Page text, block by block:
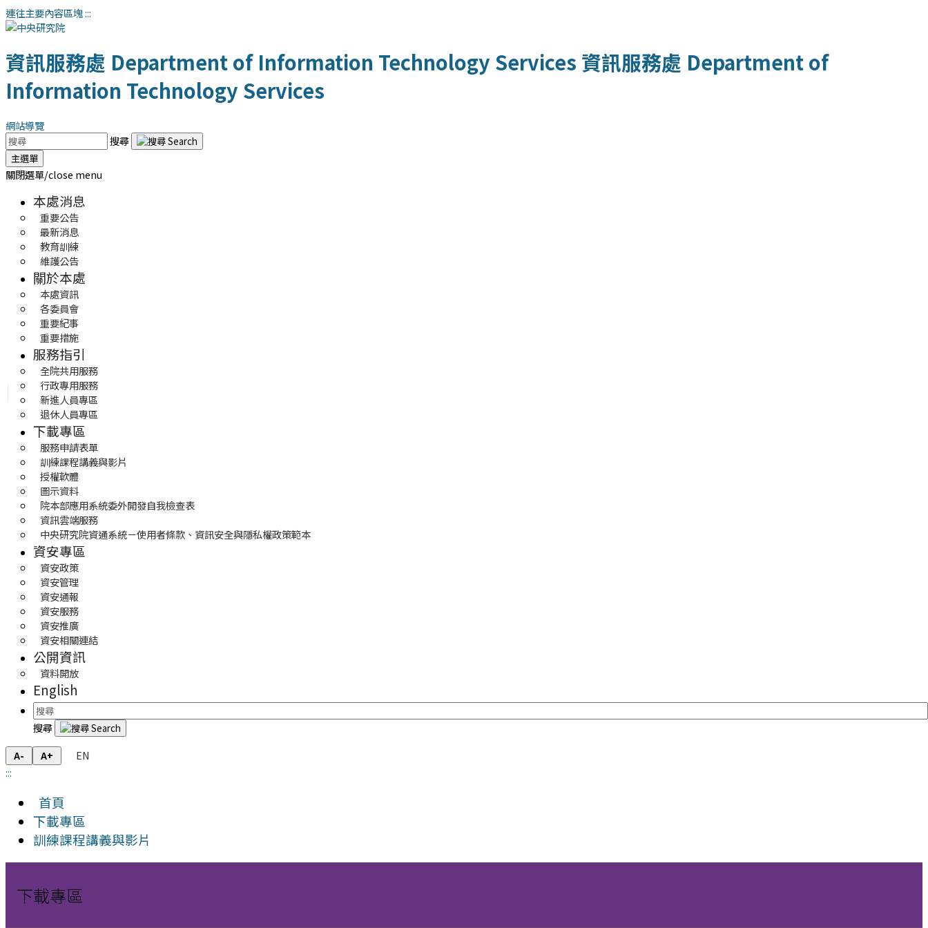
連往主要內容區塊:::
資訊服務處 Department of Information Technology Services 資訊服務處 Department of
Information Technology Services
網站導覽
搜尋
主選單
關閉選單/close menu
本處消息
重要公告
最新消息
教育訓練
維護公告
關於本處
本處資訊
各委員會
重要紀事
重要措施
服務指引
全院共用服務
行政專用服務
新進人員專區
退休人員專區
下載專區
服務申請表單
訓練課程講義與影片
授權軟體
圖示資料
院本部應用系統委外開發自我檢查表
資訊雲端服務
中央研究院資通系統－使用者條款、資訊安全與隱私權政策範本
資安專區
資安政策
資安管理
資安通報
資安服務
資安推廣
資安相關連結
公開資訊
資料開放
English
搜尋
A- A+
EN
:::
首頁
下載專區
訓練課程講義與影片
下載專區